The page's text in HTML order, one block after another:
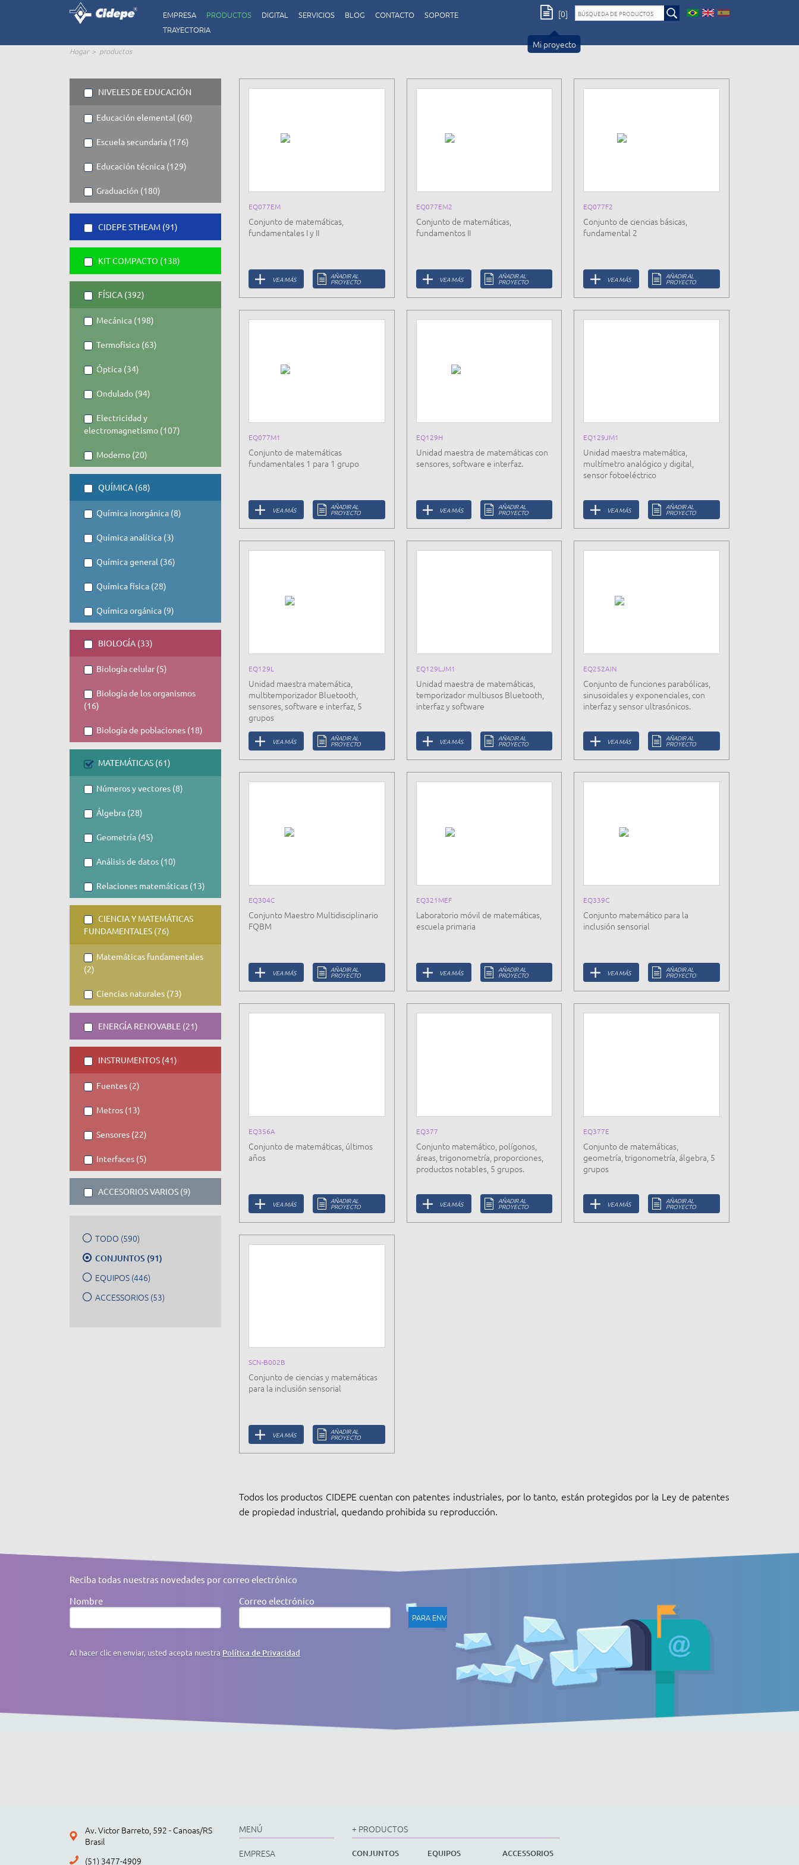
EMPRESA PRODUCTOS DIGITAL SERVICIOS BLOG CONTACTO
SOPORTE
TRAYECTORIA
Mi proyecto
[0]
Hogar productos
NIVELES DE EDUCACIÓN
Educación elemental (60)
Escuela secundaria (176)
Educación técnica (129)
Graduación (180)
CIDEPE STHEAM (91)
KIT COMPACTO (138)
FÍSICA (392)
Mecánica (198)
Termofísica (63)
Óptica (34)
Ondulado (94)
Electricidad y
electromagnetismo (107)
Moderno (20)
QUÍMICA (68)
Química inorgánica (8)
Química analítica (3)
Química general (36)
Química física (28)
Química orgánica (9)
BIOLOGÍA (33)
Biología celular (5)
Biología de los organismos
(16)
Biología de poblaciones (18)
MATEMÁTICAS (61)
Números y vectores (8)
Álgebra (28)
Geometría (45)
Análisis de datos (10)
Relaciones matemáticas (13)
CIENCIA Y MATEMÁTICAS
FUNDAMENTALES (76)
Matemáticas fundamentales
(2)
Ciencias naturales (73)
ENERGÍA RENOVABLE (21)
INSTRUMENTOS (41)
Fuentes (2)
Metros (13)
Sensores (22)
Interfaces (5)
ACCESORIOS VARIOS (9)
TODO (590)
CONJUNTOS (91)
EQUIPOS (446)
ACCESSORIOS (53)
EQ077EM
Conjunto de matemáticas,
fundamentales I y II
VEA MÁS AÑADIR AL
PROYECTO
EQ077EM2
Conjunto de matemáticas,
fundamentos II
VEA MÁS AÑADIR AL
PROYECTO
EQ077F2
Conjunto de ciencias básicas,
fundamental 2
VEA MÁS AÑADIR AL
PROYECTO
EQ077M1
Conjunto de matemáticas
fundamentales 1 para 1 grupo
VEA MÁS AÑADIR AL
PROYECTO
EQ129H
Unidad maestra de matemáticas con
sensores, software e interfaz.
VEA MÁS AÑADIR AL
PROYECTO
EQ129JM1
Unidad maestra matemática,
multímetro analógico y digital,
sensor fotoeléctrico
VEA MÁS AÑADIR AL
PROYECTO
EQ129L
Unidad maestra matemática,
multitemporizador Bluetooth,
sensores, software e interfaz, 5
grupos
VEA MÁS AÑADIR AL
PROYECTO
EQ129LJM1
Unidad maestra de matemáticas,
temporizador multiusos Bluetooth,
interfaz y software
VEA MÁS AÑADIR AL
PROYECTO
EQ252AIN
Conjunto de funciones parabólicas,
sinusoidales y exponenciales, con
interfaz y sensor ultrasónicos.
VEA MÁS AÑADIR AL
PROYECTO
EQ304C
Conjunto Maestro Multidisciplinario
FQBM
VEA MÁS AÑADIR AL
PROYECTO
EQ321MEF
Laboratorio móvil de matemáticas,
escuela primaria
VEA MÁS AÑADIR AL
PROYECTO
EQ339C
Conjunto matemático para la
inclusión sensorial
VEA MÁS AÑADIR AL
PROYECTO
EQ356A
Conjunto de matemáticas, últimos
años
VEA MÁS AÑADIR AL
PROYECTO
EQ377
Conjunto matemático, polígonos,
áreas, trigonometría, proporciones,
productos notables, 5 grupos.
VEA MÁS AÑADIR AL
PROYECTO
EQ377E
Conjunto de matemáticas,
geometría, trigonometría, álgebra, 5
grupos
VEA MÁS AÑADIR AL
PROYECTO
SCN-B002B
Conjunto de ciencias y matemáticas
para la inclusión sensorial
VEA MÁS AÑADIR AL
PROYECTO
Todos los productos CIDEPE cuentan con patentes industriales, por lo tanto, están protegidos por la Ley de patentes
de propiedad industrial, quedando prohibida su reproducción.
Reciba todas nuestras novedades por correo electrónico
Nombre
Correo electrónico
Al hacer clic en enviar, usted acepta nuestra Política de Privacidad
Av. Victor Barreto, 592 - Canoas/RS
Brasil
(51) 3477-4909
MENÚ
EMPRESA
+ PRODUCTOS
CONJUNTOS EQUIPOS ACCESSORIOS